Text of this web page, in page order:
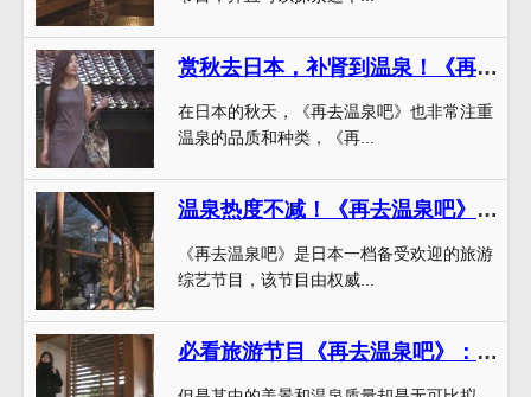
赏秋去日本，补肾到温泉！《再去温泉吧》综艺网盘任你“泡”
在日本的秋天，《再去温泉吧》也非常注重
温泉的品质和种类，《再...
温泉热度不减！《再去温泉吧》资源十佳特别篇
《再去温泉吧》是日本一档备受欢迎的旅游
综艺节目，该节目由权威...
必看旅游节目《再去温泉吧》：全日本最美秘汤大盘点